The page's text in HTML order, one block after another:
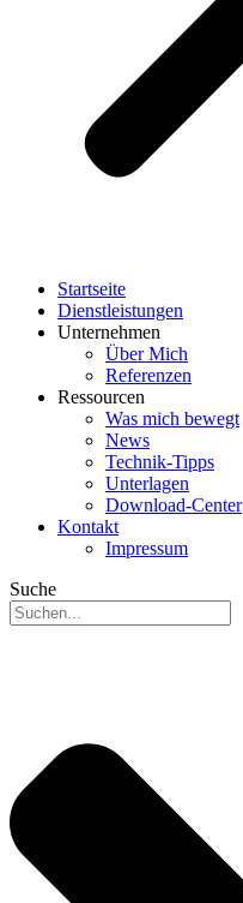
Startseite
Dienstleistungen
Unternehmen
Über Mich
Referenzen
Ressourcen
Was mich bewegt
News
Technik-Tipps
Unterlagen
Download-Center
Kontakt
Impressum
Suche